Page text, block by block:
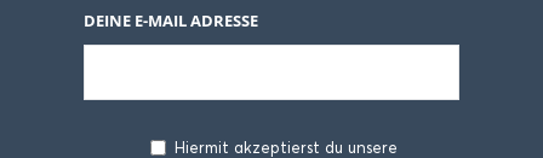
DEINE E-MAIL ADRESSE
Hiermit akzeptierst du unsere